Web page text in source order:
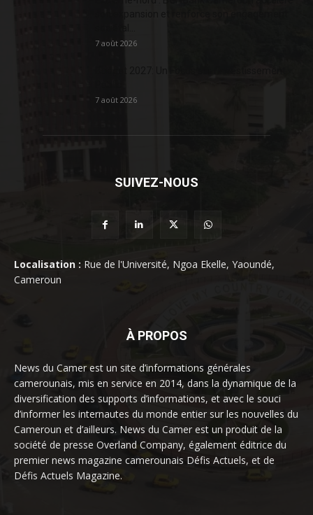
7 août 2026
7 août 2026
SUIVEZ-NOUS
Localisation : Rue de l'Université, Ngoa Ekelle, Yaoundé,
Cameroun
À PROPOS
News du Camer est un site d’informations générales
camerounais, mis en service en 2014, dans la dynamique de la
diversification des supports d’informations, et avec le souci
d’informer les internautes du monde entier sur les nouvelles du
Cameroun et d’ailleurs. News du Camer est un produit de la
société de presse Overland Company, également éditrice du
premier news magazine camerounais Défis Actuels, et de
Défis Actuels Magazine.